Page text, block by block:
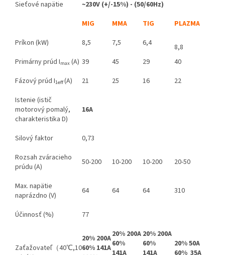
Sieťové napätie
~230V (+/-15%) - (50/60Hz)
MIG
MMA TIG
PLAZMA
Príkon (kW)
8,5 7,5 6,4
8,8
Primárny prúd Imax (A) 39 45 29
40
Fázový prúd I1eff(A) 21 25 16
22
Istenie (istič
motorový pomalý,
charakteristika D)
16A
Silový faktor
0,73
Rozsah zváracieho
prúdu (A)
50-200 10-200 10-200 20-50
Max. napätie
naprázdno (V)
64 64 64 310
Účinnosť (%) 77
Zaťažovateľ（40℃,10
20% 200A
60% 141A
20% 200A
60%
141A
20% 200A
60%
141A
20% 50A
60% 35A